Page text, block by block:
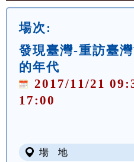
場次:
發現臺灣-重訪臺
的年代
2017/11/21
17:00
場 地